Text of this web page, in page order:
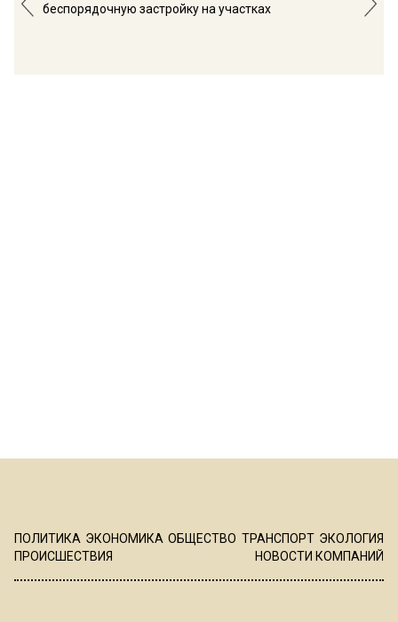
беспорядочную застройку на участках
ПОЛИТИКА ЭКОНОМИКА ОБЩЕСТВО ТРАНСПОРТ ЭКОЛОГИЯ
ПРОИСШЕСТВИЯ
НОВОСТИ КОМПАНИЙ